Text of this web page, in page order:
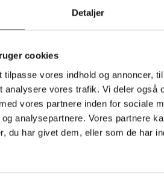
Detaljer
cookies
tilpasse vores indhold og annoncer,
analysere vores trafik. Vi deler også
vores partnere inden for sociale
analysepartnere. Vores partnere
du har givet dem, eller som de har